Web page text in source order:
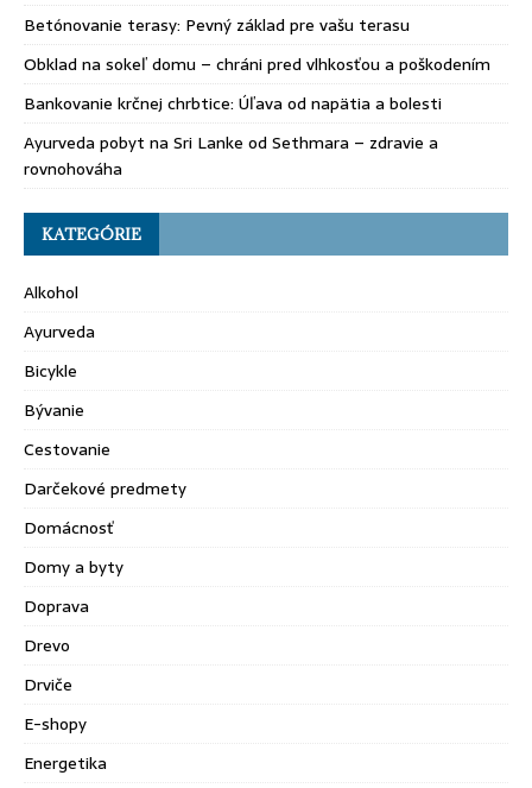
Betónovanie terasy: Pevný základ pre vašu terasu
Obklad na sokeľ domu – chráni pred vlhkosťou a poškodením
Bankovanie krčnej chrbtice: Úľava od napätia a bolesti
Ayurveda pobyt na Sri Lanke od Sethmara – zdravie a
rovnohováha
KATEGÓRIE
Alkohol
Ayurveda
Bicykle
Bývanie
Cestovanie
Darčekové predmety
Domácnosť
Domy a byty
Doprava
Drevo
Drviče
E-shopy
Energetika